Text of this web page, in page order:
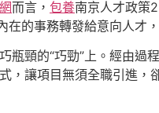
而言， 包養南京人才政策
的事務轉發給意向人才
瓶頸的“巧勁”上。經由
，讓項目無須全職引進，